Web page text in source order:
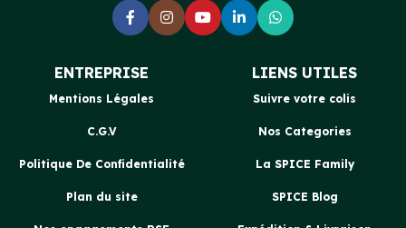
ENTREPRISE
Mentions Légales
C.G.V
Politique De Confidentialité
Plan du site
LIENS UTILES
Suivre votre colis
Nos Categories
La SPICE Family
SPICE Blog